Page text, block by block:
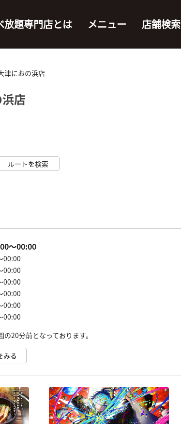
放題専門店とは メニュー 店舗検索
津におの浜店
店
ルートを検索
～00:00
みる